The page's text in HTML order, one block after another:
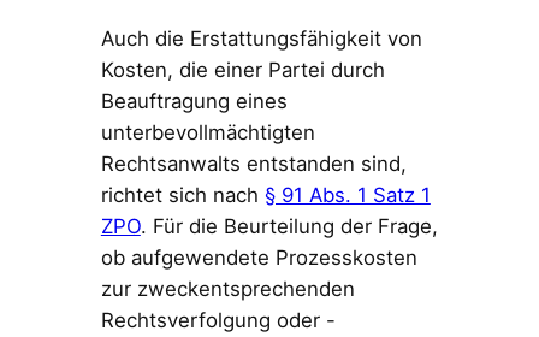
Auch die Erstattungsfähigkeit von
Kosten, die einer Partei durch
Beauftragung eines
unterbevollmächtigten
Rechtsanwalts entstanden sind,
richtet sich nach § 91 Abs. 1 Satz 1
ZPO. Für die Beurteilung der Frage,
ob aufgewendete Prozesskosten
zur zweckentsprechenden
Rechtsverfolgung oder -